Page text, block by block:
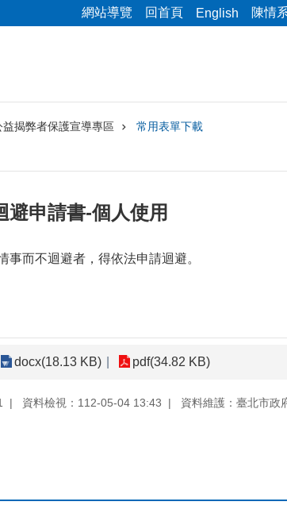
網站導覽 回首頁 English 陳情
揭弊者保護宣導專區 常用表單下載
避申請書-個人使用
而不迴避者，得依法申請迴避。
docx(18.13 KB) pdf(34.82 KB)
資料檢視：112-05-04 13:43 資料維護：臺北市政